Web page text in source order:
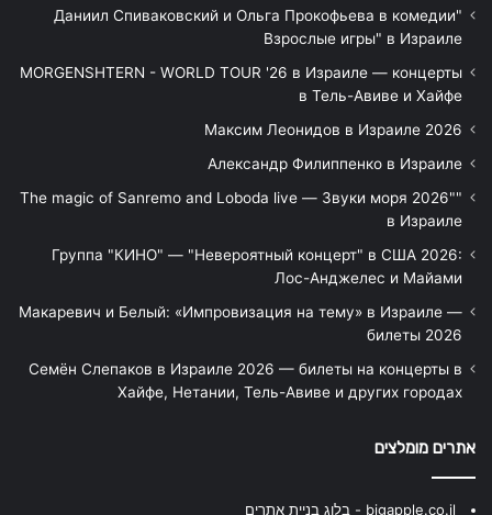
"Даниил Спиваковский и Ольга Прокофьева в комедии
Взрослые игры" в Израиле
MORGENSHTERN - WORLD TOUR '26 в Израиле — концерты
в Тель-Авиве и Хайфе
Максим Леонидов в Израиле 2026
Александр Филиппенко в Израиле
"The magic of Sanremo and Loboda live — Звуки моря 2026"
в Израиле
Группа "КИНО" — "Невероятный концерт" в США 2026:
Лос-Анджелес и Майами
Макаревич и Белый: «Импровизация на тему» в Израиле —
билеты 2026
Семён Слепаков в Израиле 2026 — билеты на концерты в
Хайфе, Нетании, Тель-Авиве и других городах
אתרים מומלצים
bigapple.co.il - בלוג בניית אתרים